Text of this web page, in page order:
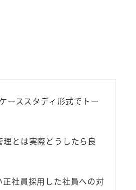
ーススタディ形式でトー
とは実際どうしたら良
社員採用した社員への対